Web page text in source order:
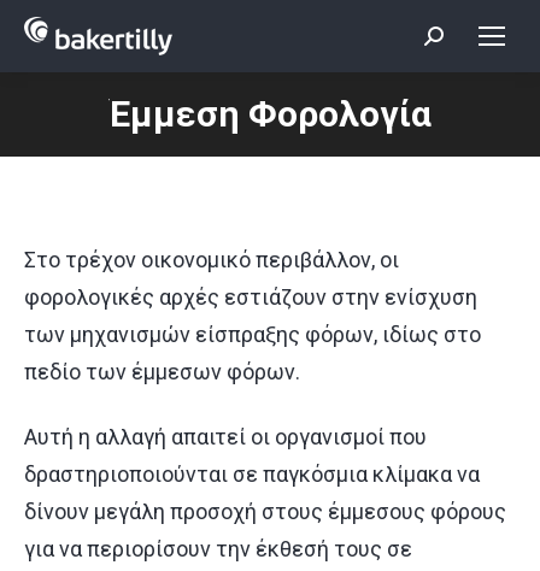
Search:
Έμμεση Φορολογία
You are here:
Στο τρέχον οικονομικό περιβάλλον, οι
φορολογικές αρχές εστιάζουν στην ενίσχυση
των μηχανισμών είσπραξης φόρων, ιδίως στο
πεδίο των έμμεσων φόρων.
Αυτή η αλλαγή απαιτεί οι οργανισμοί που
δραστηριοποιούνται σε παγκόσμια κλίμακα να
δίνουν μεγάλη προσοχή στους έμμεσους φόρους
για να περιορίσουν την έκθεσή τους σε